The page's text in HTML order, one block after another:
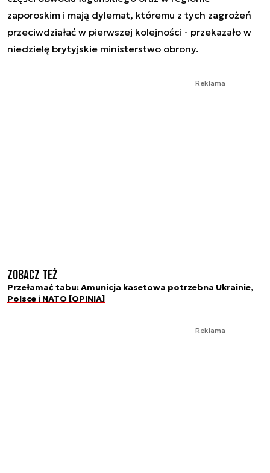
zaporoskim i mają dylemat, któremu z tych zagrożeń
przeciwdziałać w pierwszej kolejności - przekazało w
niedzielę brytyjskie ministerstwo obrony.
Reklama
Zobacz też
Przełamać tabu: Amunicja kasetowa potrzebna Ukrainie,
Polsce i NATO [OPINIA]
Reklama